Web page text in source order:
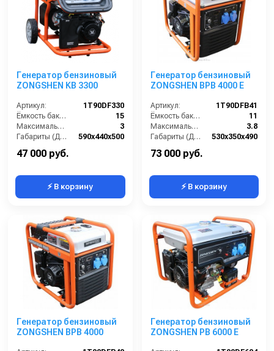
Генератор бензиновый
ZONGSHEN KB 3300
Артикул:
1T90DF330
Ёмкость бака (л):
15
Максимальная мощность (кВА):
3
Габариты (ДхШхВ):
590х440х500
Количество фаз:
47 000 руб.
⚡ В корзину
Генератор бензиновый
ZONGSHEN BPB 4000 E
Артикул:
1T90DFB41
Ёмкость бака (л):
11
Максимальная мощность (кВА):
3.8
Габариты (ДхШхВ):
530х350х490
Количество фаз:
73 000 руб.
⚡ В корзину
Генератор бензиновый
ZONGSHEN BPB 4000
Генератор бензиновый
ZONGSHEN PB 6000 E